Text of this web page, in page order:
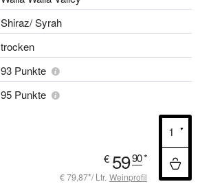
Shiraz/ Syrah
trocken
93 Punkte
95 Punkte
€ 5990*
€ 79,87*/ Ltr. Weinprofil